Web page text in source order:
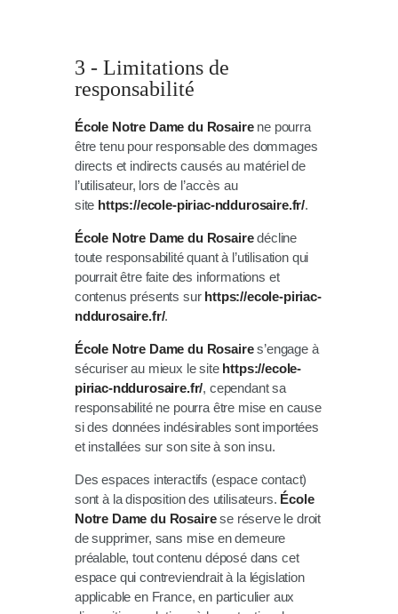
3 - Limitations de
responsabilité
École Notre Dame du Rosairene pourra
être tenu pour responsable des dommages
directs et indirects causés au matériel de
l’utilisateur, lors de l’accès au
site https://ecole-piriac-nddurosaire.fr/.
École Notre Dame du Rosairedécline
toute responsabilité quant à l’utilisation qui
pourrait être faite des informations et
contenus présents sur https://ecole-piriac-
nddurosaire.fr/.
École Notre Dame du Rosaires’engage à
sécuriser au mieux le site https://ecole-
piriac-nddurosaire.fr/, cependant sa
responsabilité ne pourra être mise en cause
si des données indésirables sont importées
et installées sur son site à son insu.
Des espaces interactifs (espace contact)
sont à la disposition des utilisateurs. École
Notre Dame du Rosairese réserve le droit
de supprimer, sans mise en demeure
préalable, tout contenu déposé dans cet
espace qui contreviendrait à la législation
applicable en France, en particulier aux